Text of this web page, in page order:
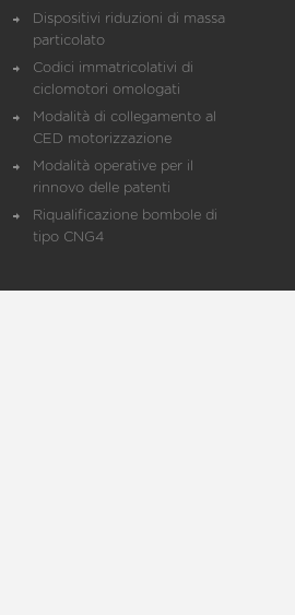
Dispositivi riduzioni di massa
particolato
Codici immatricolativi di
ciclomotori omologati
Modalità di collegamento al
CED motorizzazione
Modalità operative per il
rinnovo delle patenti
Riqualificazione bombole di
tipo CNG4